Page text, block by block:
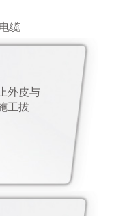
缆
外皮与
工拔